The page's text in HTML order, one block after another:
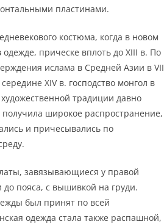
пластинами.
костюма, когда в новом
прическе вплоть до XIII в. По
ислама в Средней Азии в VII
XIV в. господство монгол в
традиции давно
широкое распространение,
и причесывались по
завязывающиеся у правой
пояса, с вышивкой на груди.
был принят по всей
одежда стала также распашной,